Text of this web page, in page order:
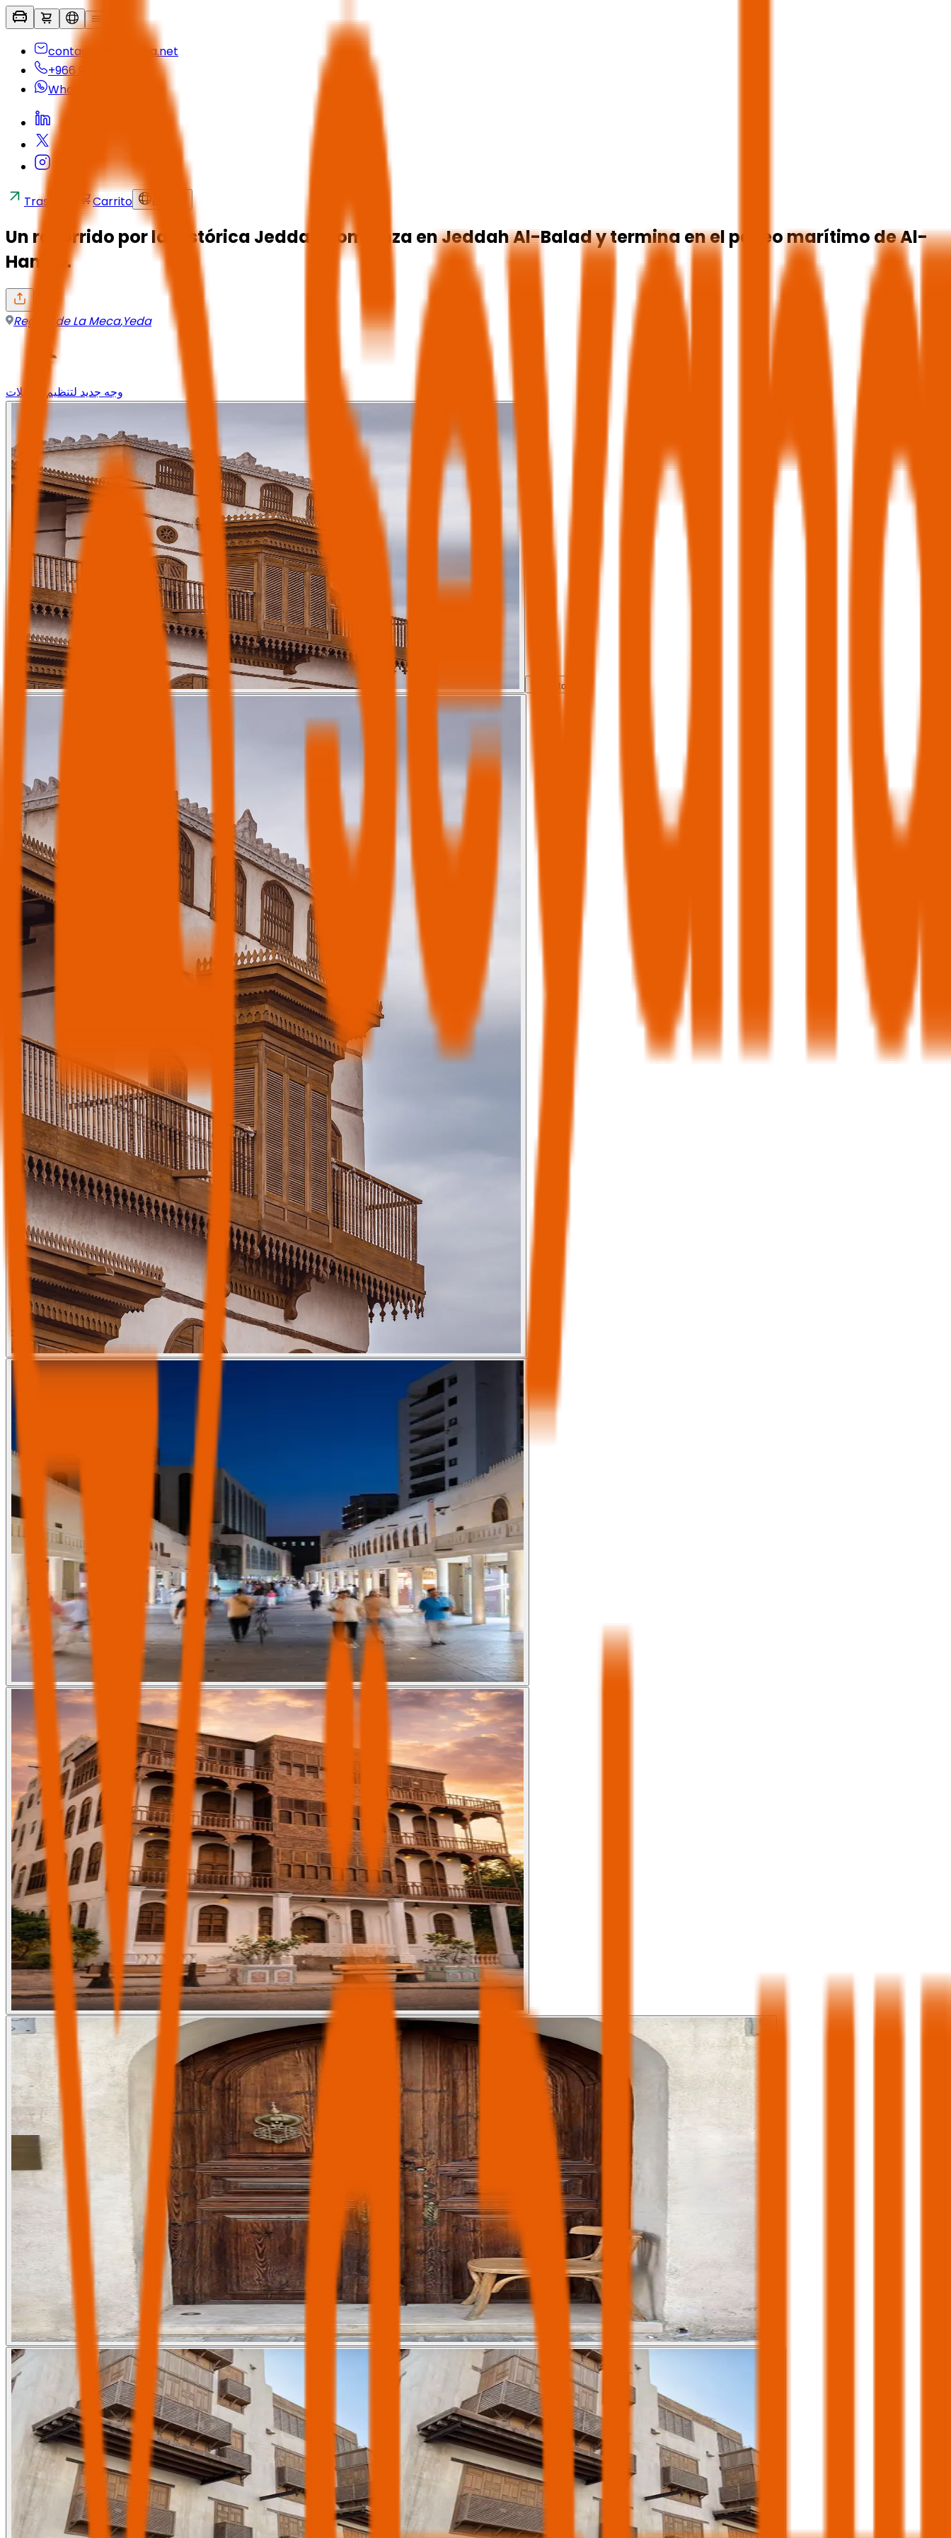
contactus@seyaha.net
+966 920 032 547
Whatsapp
Traslados Carrito
Un recorrido por la histórica Jeddah comienza en Jeddah Al-Balad y termina en el paseo marítimo de Al-
Hamra.
Región de La Meca,Yeda
وجه جديد لتنظيم الرحلات
Ver todas